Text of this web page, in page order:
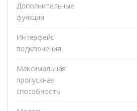
Дополнительные
функции
Интерфейс
подключения
Максимальная
пропускная
способность